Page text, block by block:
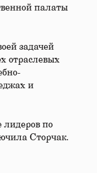
палаты
задачей
отраслевых
и
лидеров по
Сторчак.